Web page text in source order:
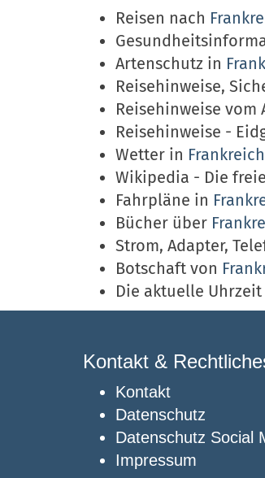
Reisen nach
Artenschutz in
Reisehinweise,
Reisehinweise
Reisehinweise -
Wetter in Frankreich
Wikipedia - Die
Fahrpläne in
Bücher über
Strom, Adapter,
Botschaft von
Die aktuelle Uhrzeit
Kontakt &
Kontakt
Datenschutz
Datenschutz Social
Impressum